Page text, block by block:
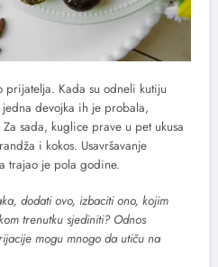
prijatelja. Kada su odneli kutiju
devojka ih je probala,
sada, kuglice prave u pet ukusa
i kokos. Usavršavanje
trajao je pola godine.
dodati ovo, izbaciti ono, kojim
trenutku sjediniti? Odnos
mogu mnogo da utiču na